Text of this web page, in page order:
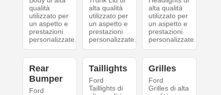
qualità
utilizzato per
un aspetto e
prestazioni
personalizzate.
alta qualità
utilizzato per
un aspetto e
prestazioni
personalizzate.
alta qualità
utilizzato per
un aspetto e
prestazioni
personalizzate.
Rear
Bumper
Ford
Taillights
Ford
Taillights di
Grilles
Ford
Grilles di alta